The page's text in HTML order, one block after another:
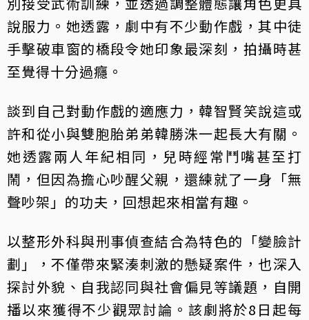
說服力。她透露，劇中有不少動作戲，其中徒
手擊破車窗的橋段令她印象最深刻，拍攝時甚
至覺得十分過癮。
談到自己對動作戲的適應力，韓智賢笑說這或
許和從小與雙胞胎弟弟韓勝洙一起長大有關。
她透露兩人年紀相同，兒時經常鬥嘴甚至打
鬧，但因為擔心吵醒父親，還練就了一身「無
聲吵架」的功夫，回想起來相當有趣。
以整形外科與刑事偵查結合為特色的「變臉計
劃」，不僅帶來緊湊刺激的懸疑案件，也深入
探討外貌、自我認同與社會偏見等議題，自開
播以來獲得不少觀眾討論。該劇將於8日起每